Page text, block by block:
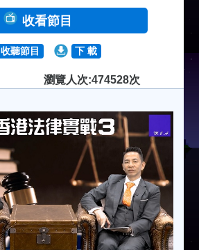
收看節目
收聽節目 下 載
瀏覽人次:474528次